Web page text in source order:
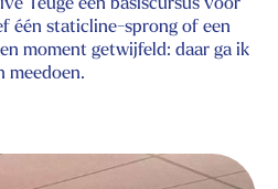
één staticline-sprong of een
moment getwijfeld: daar ga ik
meedoen.